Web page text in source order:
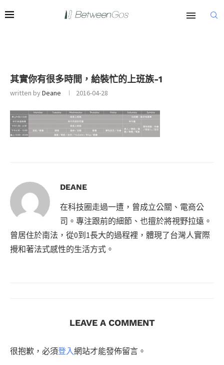
其實你有很多時間，給裝忙的上班族-1
written byDeane 2016-04-28
DEANE
在科技圈走過一遭，曾成立公關、電商公
司。專注跟前的細節、也擅於將視野拉遠。
曾居住於南法，從0到1長大的過程裡，體現了台灣人實際
攪和著法式感性的生活方式。
LEAVE A COMMENT
很抱歉，必須登入網站才能發佈留言。